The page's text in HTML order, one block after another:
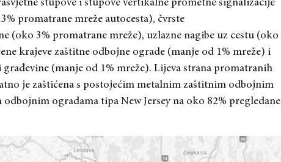
stupove i stupove vertikalne prometne signalizacije
promatrane mreže autocesta), čvrste
(oko 3% promatrane mreže), uzlazne nagibe uz cestu (oko
krajeve zaštitne odbojne ograde (manje od 1% mreže) i
(manje od 1% mreže). Lijeva strana promatranih
je zaštićena s postojećim metalnim zaštitnim odbojnim
ogradama tipa New Jersey na oko 82% pregledane